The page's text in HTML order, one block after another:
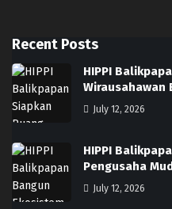
Recent Posts
HIPPI
Wirausahawan
July 12, 2026
HIPPI
Pengusaha
July 12, 2026